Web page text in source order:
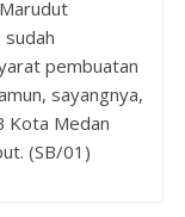
sudah
pembuatan
sayangnya,
Kota Medan
(SB/01)